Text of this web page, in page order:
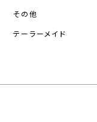
その他
テーラーメイド